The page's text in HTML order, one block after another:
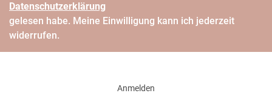
Daten­schutz­erklärung
gelesen habe. Meine Einwilligung kann ich jederzeit
widerrufen.
Anmelden